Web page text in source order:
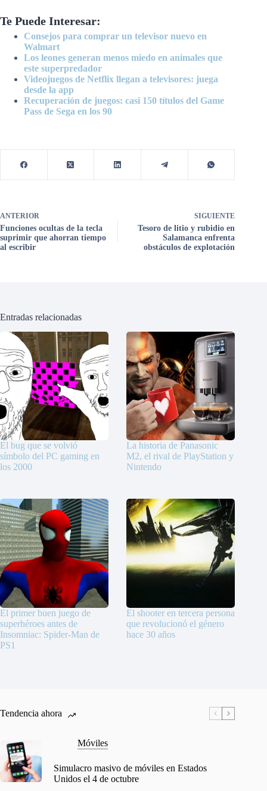
Te Puede Interesar:
Consejos para comprar un televisor nuevo en
Walmart
Los leones generan menos miedo en animales que
este superpredador
Videojuegos de Netflix llegan a televisores: juega
desde la app
Recuperación de juegos: casi 150 títulos del Game
Pass de Sega en los 90
ANTERIOR
Funciones ocultas de la tecla
suprimir que ahorran tiempo
al escribir
SIGUIENTE
Tesoro de litio y rubidio en
Salamanca enfrenta
obstáculos de explotación
Entradas relacionadas
El bug que se volvió
símbolo del PC gaming en
los 2000
La historia de Panasonic
M2, el rival de PlayStation y
Nintendo
El primer buen juego de
superhéroes antes de
Insomniac: Spider-Man de
PS1
El shooter en tercera persona
que revolucionó el género
hace 30 años
Tendencia ahora
Móviles
Simulacro masivo de móviles en Estados
Unidos el 4 de octubre